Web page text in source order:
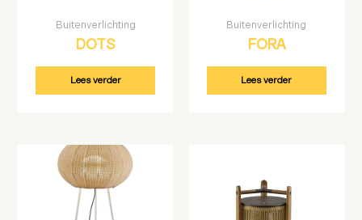
Buitenverlichting
DOTS
Lees verder
Buitenverlichting
FORA
Lees verder